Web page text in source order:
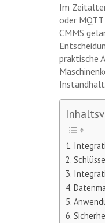
Im
oder
CMMS
praktische